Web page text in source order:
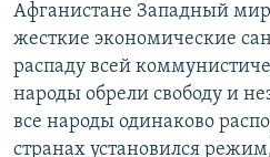
Афганистане Западный
жесткие экономические
распаду всей
народы обрели свободу и
все народы одинаково
странах установился